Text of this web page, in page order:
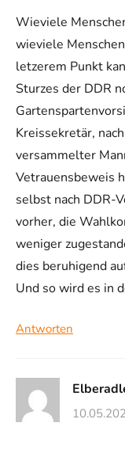
Wieviele
wieviele
letzerem Punkt
Sturzes der DDR
Kreissekretär,
versammelter
Vetrauensbeweis
selbst nach DDR-
vorher, die
weniger
dies beruhigend
Und so wird es in
Antworten